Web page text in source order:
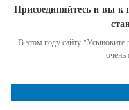
Присоединяйтесь и вы к
В этом году сайту
очень